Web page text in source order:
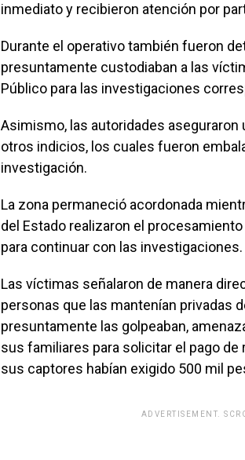
inmediato y recibieron atención por
Durante el operativo también fueron
presuntamente custodiaban a las
Público para las investigaciones
Asimismo, las autoridades
otros indicios, los cuales fueron
investigación.
La zona permaneció acordonada
del Estado realizaron el
para continuar con las investigaciones.
Las víctimas señalaron de manera
personas que las mantenían privadas
presuntamente las golpeaban,
sus familiares para solicitar el pago
sus captores habían exigido 500 mil
ADVERTISEMENT.